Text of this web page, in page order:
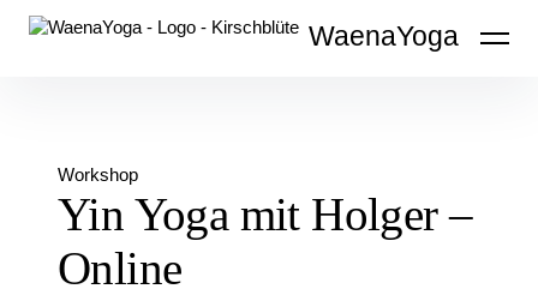
überspringen
WaenaYoga
Workshop
Yin Yoga mit Holger –
Online